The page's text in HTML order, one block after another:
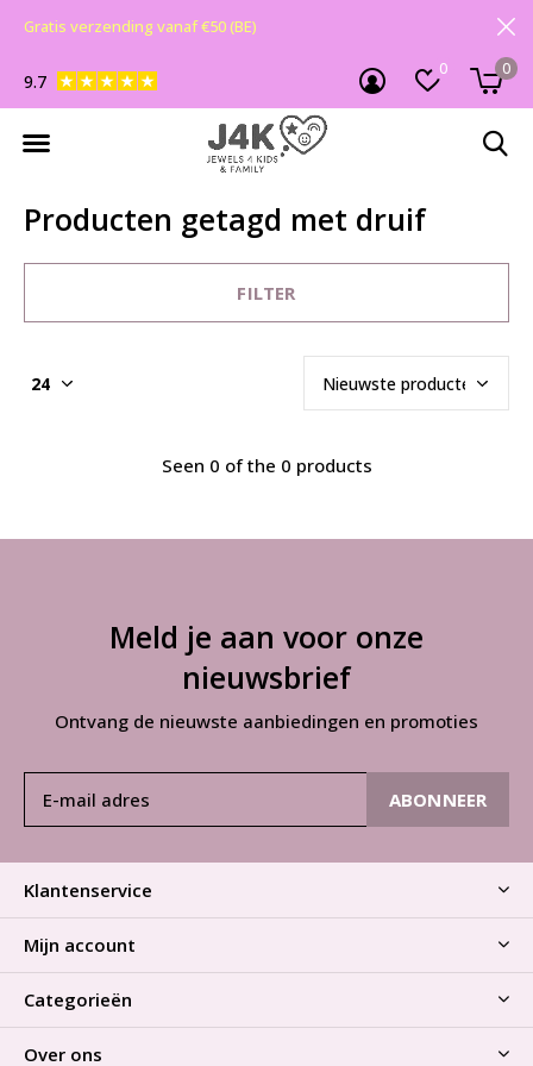
0 0
9.7
Gratis verzending vanaf €50 (BE)
Producten getagd met druif
FILTER
Seen 0 of the 0 products
Meld je aan voor onze
nieuwsbrief
Ontvang de nieuwste aanbiedingen en promoties
ABONNEER
Klantenservice
Mijn account
Categorieën
Over ons